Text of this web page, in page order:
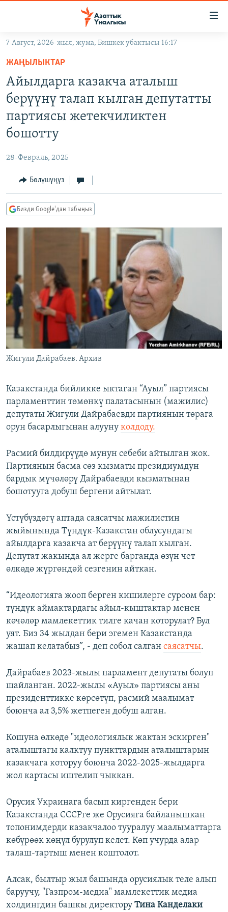
Навигацияга
өтүңүз
Издөөгө
салыңызКЫРГЫЗСТАН
ДҮЙНӨ
УКРАИНА
АТАЙЫН ИЛИКТӨӨ
БҮГҮН АЗАТТЫКТА
ЭКСПЕРТТЕР ТАЛДАЙТ
БИЗ ЖАНА ДҮЙНӨ
ЫҢГАЙСЫЗ СУРООЛОР
ПОДКАСТ
ӨЗГӨЧӨ ПИКИР
Русский
ЭЕ/АРнун бардык сайттары
7-Август, 2026-жыл, жума, Бишкек убактысы 16:17
ЖАҢЫЛЫКТАР
Айылдарга казакча аталыш
берүүнү талап кылган депутатты
партиясы жетекчиликтен
бошотту
28-Февраль, 2025
Бөлүшүңүз
Бизди Google'дан табыңыз
Жигули Дайрабаев. Архив
Казакстанда бийликке ыктаган “Ауыл” партиясы
парламенттин төмөнкү палатасынын (мажилис)
депутаты Жигули Дайрабаевди партиянын төрага
орун басарлыгынан алууну колдоду.
Расмий билдирүүдө мунун себеби айтылган жок.
Партиянын басма сөз кызматы президиумдун
бардык мүчөлөрү Дайрабаевди кызматынан
бошотууга добуш бергени айтылат.
Үстүбүздөгү аптада саясатчы мажилистин
жыйынында Түндүк-Казакстан облусундагы
айылдарга казакча ат берүүнү талап кылган.
Депутат жакында ал жерге барганда өзүн чет
өлкөдө жүргөндөй сезгенин айткан.
“Идеологияга жооп берген кишилерге суроом бар:
түндүк аймактардагы айыл-кыштактар менен
көчөлөр мамлекеттик тилге качан которулат? Бул
уят. Биз 34 жылдан бери эгемен Казакстанда
жашап келатабыз”, - деп собол салган саясатчы.
Дайрабаев 2023-жылы парламент депутаты болуп
шайланган. 2022-жылы «Ауыл» партиясы аны
президенттикке көрсөтүп, расмий маалымат
боюнча ал 3,5% жетпеген добуш алган.
Кошуна өлкөдө "идеологиялык жактан эскирген"
аталыштагы калктуу пункттардын аталыштарын
казакчага которуу боюнча 2022-2025-жылдарга
жол картасы иштелип чыккан.
Орусия Украинага басып киргенден бери
Казакстанда СССРге же Орусияга байланышкан
топонимдерди казакчалоо тууралуу маалыматтарга
көбүрөөк көңүл бурулуп келет. Көп учурда алар
талаш-тартыш менен коштолот.
Алсак, былтыр жыл башында орусиялык теле алып
баруучу, "Газпром-медиа" мамлекеттик медиа
холдингдин башкы директору Тина Канделаки